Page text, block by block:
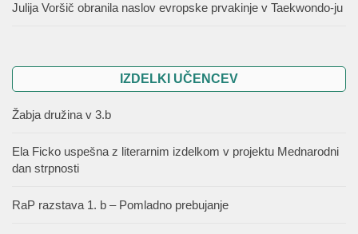
Julija Voršič obranila naslov evropske prvakinje v Taekwondo-ju
IZDELKI UČENCEV
Žabja družina v 3.b
Ela Ficko uspešna z literarnim izdelkom v projektu Mednarodni
dan strpnosti
RaP razstava 1. b – Pomladno prebujanje